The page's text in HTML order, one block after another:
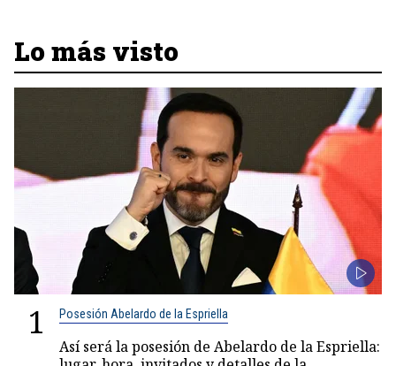
Lo más visto
1 Posesión Abelardo de la Espriella
Así será la posesión de Abelardo de la Espriella: